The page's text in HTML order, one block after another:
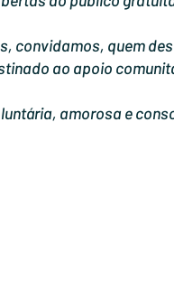
quem
ao apoio
amorosa e